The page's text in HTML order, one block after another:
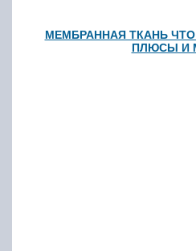
МЕМБРАННАЯ ТКАНЬ
ПЛЮСЫ И